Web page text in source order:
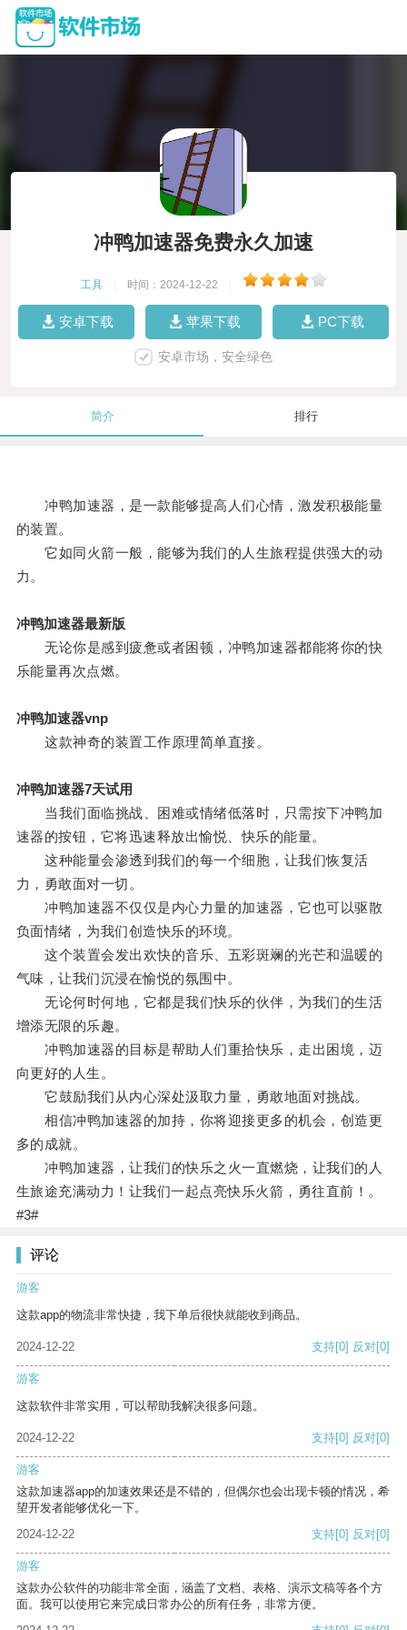
冲鸭加速器免费永久加速
工具 时间：2024-12-22
安卓下载 苹果下载 PC下载
安卓市场，安全绿色
简介 排行
冲鸭加速器，是一款能够提高人们心情，激发积极能量
的装置。
它如同火箭一般，能够为我们的人生旅程提供强大的动
力。
冲鸭加速器最新版
无论你是感到疲惫或者困顿，冲鸭加速器都能将你的快
乐能量再次点燃。
冲鸭加速器vnp
这款神奇的装置工作原理简单直接。
冲鸭加速器7天试用
当我们面临挑战、困难或情绪低落时，只需按下冲鸭加
速器的按钮，它将迅速释放出愉悦、快乐的能量。
这种能量会渗透到我们的每一个细胞，让我们恢复活
力，勇敢面对一切。
冲鸭加速器不仅仅是内心力量的加速器，它也可以驱散
负面情绪，为我们创造快乐的环境。
这个装置会发出欢快的音乐、五彩斑斓的光芒和温暖的
气味，让我们沉浸在愉悦的氛围中。
无论何时何地，它都是我们快乐的伙伴，为我们的生活
增添无限的乐趣。
冲鸭加速器的目标是帮助人们重拾快乐，走出困境，迈
向更好的人生。
它鼓励我们从内心深处汲取力量，勇敢地面对挑战。
相信冲鸭加速器的加持，你将迎接更多的机会，创造更
多的成就。
冲鸭加速器，让我们的快乐之火一直燃烧，让我们的人
生旅途充满动力！让我们一起点亮快乐火箭，勇往直前！。
#3#
评论
游客
这款app的物流非常快捷，我下单后很快就能收到商品。
2024-12-22 支持[0] 反对[0]
游客
这款软件非常实用，可以帮助我解决很多问题。
2024-12-22 支持[0] 反对[0]
游客
这款加速器app的加速效果还是不错的，但偶尔也会出现卡顿的情况，希
望开发者能够优化一下。
2024-12-22
支持[0] 反对[0]
游客
这款办公软件的功能非常全面，涵盖了文档、表格、演示文稿等各个方
面。我可以使用它来完成日常办公的所有任务，非常方便。